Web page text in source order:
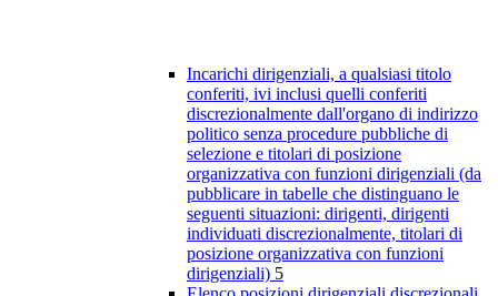
Incarichi dirigenziali, a qualsiasi titolo
conferiti, ivi inclusi quelli conferiti
discrezionalmente dall'organo di indirizzo
politico senza procedure pubbliche di
selezione e titolari di posizione
organizzativa con funzioni dirigenziali (da
pubblicare in tabelle che distinguano le
seguenti situazioni: dirigenti, dirigenti
individuati discrezionalmente, titolari di
posizione organizzativa con funzioni
dirigenziali) 5